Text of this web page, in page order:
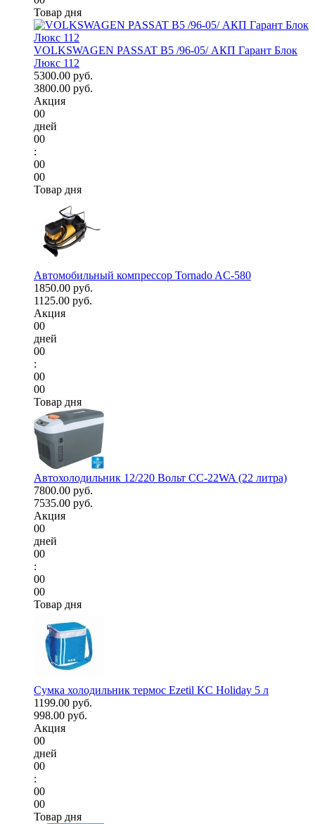
Товар дня
VOLKSWAGEN PASSAT B5 /96-05/ АКП Гарант Блок
Люкс 112
5300.00 руб.
3800.00 руб.
Акция
00
дней
00
:
00
00
Товар дня
Автомобильный компрессор Tornado AC-580
1850.00 руб.
1125.00 руб.
Акция
00
дней
00
:
00
00
Товар дня
Автохолодильник 12/220 Вольт CC-22WA (22 литра)
7800.00 руб.
7535.00 руб.
Акция
00
дней
00
:
00
00
Товар дня
Сумка холодильник термос Ezetil KC Holiday 5 л
1199.00 руб.
998.00 руб.
Акция
00
дней
00
:
00
00
Товар дня